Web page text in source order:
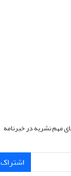
مهم نشریه در خبرنامه
اشتراک